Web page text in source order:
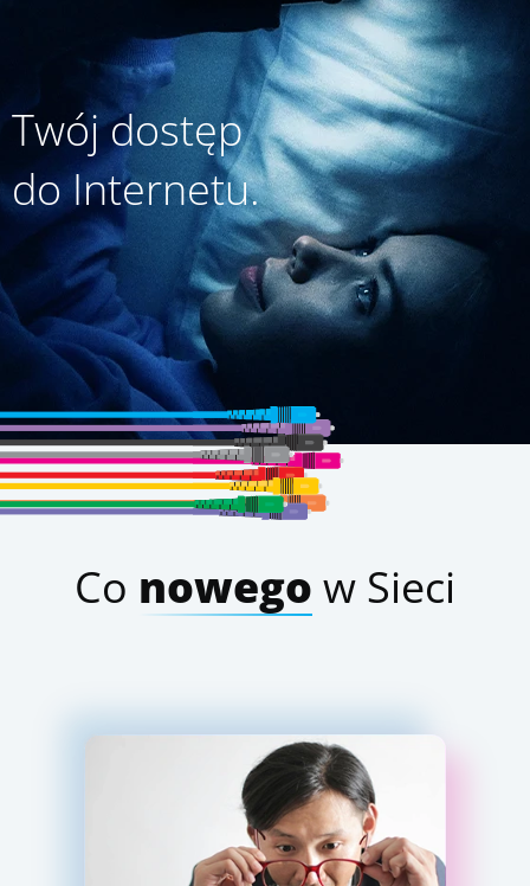
Twój dostęp
do Internetu.
Co nowego w Sieci